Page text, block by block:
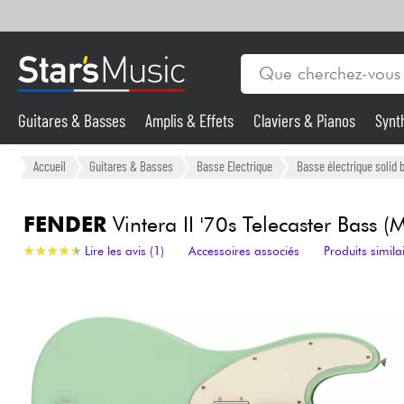
Guitares & Basses
Synthés & Sampleurs
Micros & HF
Guitares & Basses Amplis & Effets Claviers & Pianos
Accueil Guitares & Basses Basse Electrique Basse électrique solid
FENDERVintera II '70s Telecaster Bass
★★★★★
★★★★★ Lire les avis (1) Accessoires associés Produits